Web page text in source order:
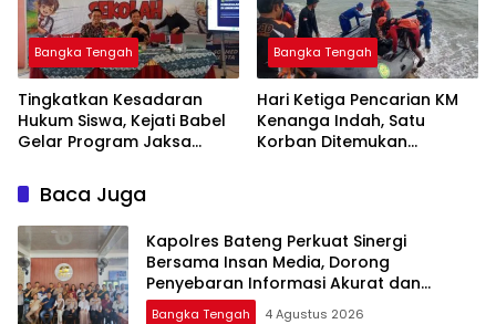
Bangka Tengah
Tingkatkan Kesadaran
Hukum Siswa, Kejati Babel
Gelar Program Jaksa
Namang
Bangka Tengah
Hari Ketiga Pencarian KM
Kenanga Indah, Satu
Korban Ditemukan
Baca Juga
‎Kapolres Bateng Perkuat Sinergi
Bersama Insan Media, Dorong
Penyebaran Informasi Akurat dan
Layanan Polri 110
Bangka Tengah 4 Agustus 2026